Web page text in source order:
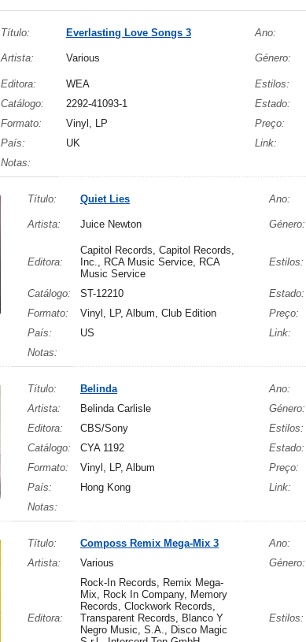
Título: Everlasting Love Songs 3 Ano:
Artista: Various Género:
Editora:
WEA Estilos:
Catálogo:
2292-41093-1 Estado:
Formato:
Vinyl, LP Preço:
País:
UK Link:
Notas:
Título: Quiet Lies Ano:
Artista: Juice Newton Género:
Editora:
Capitol Records, Capitol Records,
Inc., RCA Music Service, RCA
Music Service
Estilos:
Catálogo: ST-12210 Estado:
Formato:
Vinyl, LP, Album, Club Edition Preço:
País:
US Link:
Notas:
Título: Belinda Ano:
Artista:
Belinda Carlisle Género:
Editora:
CBS/Sony Estilos:
Catálogo:
CYA 1192 Estado:
Formato:
Vinyl, LP, Album Preço:
País:
Hong Kong Link:
Notas:
Título: Composs Remix Mega-Mix 3 Ano:
Artista:
Various Género:
Editora:
Rock-In Records, Remix Mega-
Mix, Rock In Company, Memory
Records, Clockwork Records,
Transparent Records, Blanco Y
Negro Music, S.A., Disco Magic
Estilos: